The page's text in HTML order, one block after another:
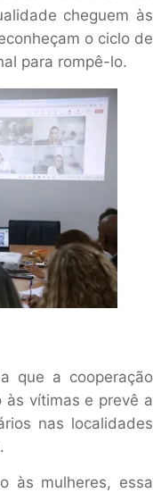
cheguem às
o ciclo de
para rompê-lo.
que a cooperação
vítimas e prevê a
nas localidades
às mulheres, essa